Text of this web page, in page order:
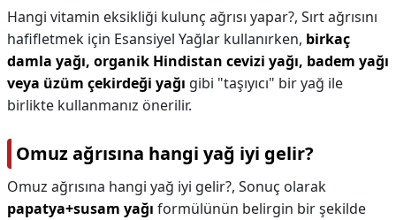
Hangi vitamin eksikliği kulunç ağrısı yapar?, Sırt ağrısını
hafifletmek için Esansiyel Yağlar kullanırken, birkaç
damla yağı, organik Hindistan cevizi yağı, badem yağı
veya üzüm çekirdeği yağı gibi "taşıyıcı" bir yağ ile
birlikte kullanmanız önerilir.
Omuz ağrısına hangi yağ iyi gelir?
Omuz ağrısına hangi yağ iyi gelir?, Sonuç olarak
papatya+susam yağı formülünün belirgin bir şekilde